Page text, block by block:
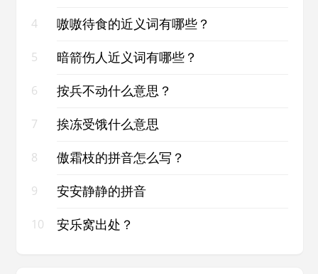
4 嗷嗷待食的近义词有哪些？
5 暗箭伤人近义词有哪些？
6 按兵不动什么意思？
7 挨冻受饿什么意思
8 傲霜枝的拼音怎么写？
9 安安静静的拼音
10 安乐窝出处？